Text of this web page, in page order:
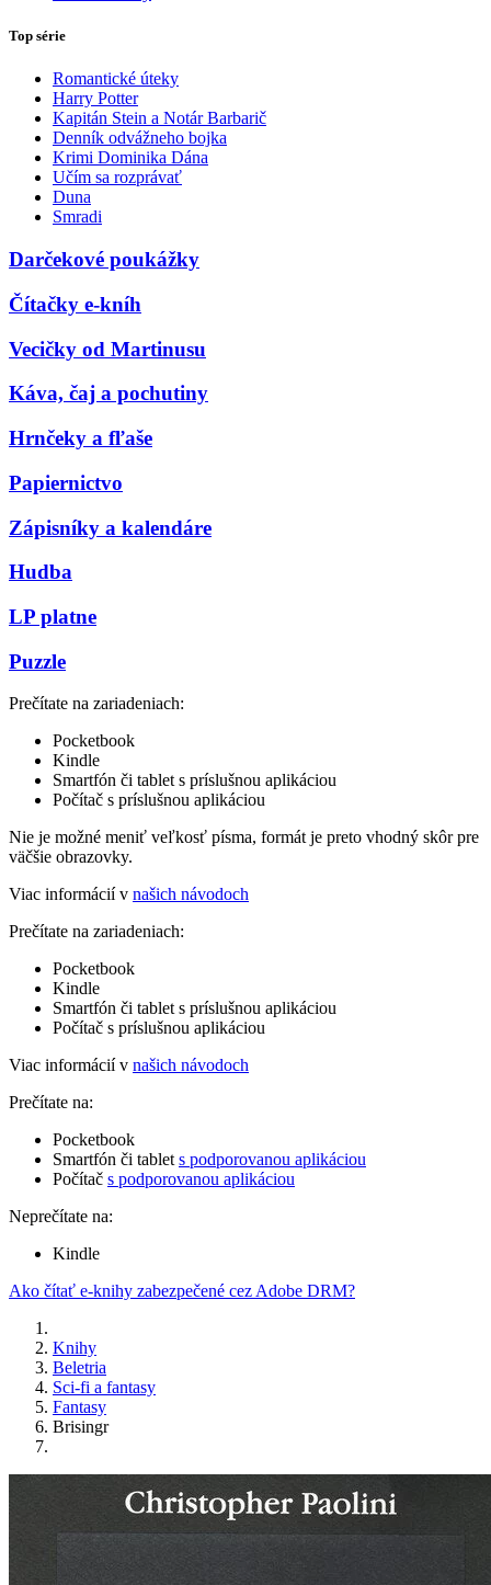
Top série
Romantické úteky
Harry Potter
Kapitán Stein a Notár Barbarič
Denník odvážneho bojka
Krimi Dominika Dána
Učím sa rozprávať
Duna
Smradi
Darčekové poukážky
Čítačky e-kníh
Vecičky od Martinusu
Káva, čaj a pochutiny
Hrnčeky a fľaše
Papiernictvo
Zápisníky a kalendáre
Hudba
LP platne
Puzzle
Prečítate na zariadeniach:
Pocketbook
Kindle
Smartfón či tablet s príslušnou aplikáciou
Počítač s príslušnou aplikáciou
Nie je možné meniť veľkosť písma, formát je preto vhodný skôr pre
väčšie obrazovky.
Viac informácií v našich návodoch
Prečítate na zariadeniach:
Pocketbook
Kindle
Smartfón či tablet s príslušnou aplikáciou
Počítač s príslušnou aplikáciou
Viac informácií v našich návodoch
Prečítate na:
Pocketbook
Smartfón či tablet s podporovanou aplikáciou
Počítač s podporovanou aplikáciou
Neprečítate na:
Kindle
Ako čítať e-knihy zabezpečené cez Adobe DRM?
Knihy
Beletria
Sci-fi a fantasy
Fantasy
Brisingr